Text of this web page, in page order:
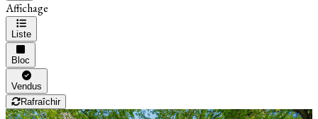
Affichage
Liste
Bloc
Vendus
Rafraîchir